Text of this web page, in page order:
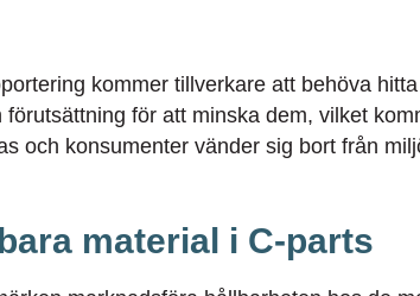
kommer tillverkare att behöva
för att minska dem, vilket
och konsumenter vänder sig bort från
material i C-parts